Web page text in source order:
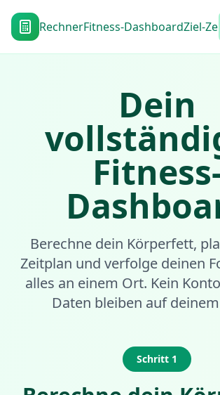
RechnerFitness-DashboardZiel-
Dein
Berechne dein Körperfett,
Zeitplan und verfolge deinen
alles an einem Ort. Kein
Daten bleiben auf
Schritt 1